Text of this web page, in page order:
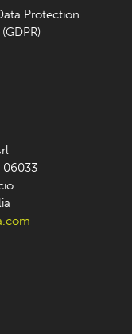
Protection
06033